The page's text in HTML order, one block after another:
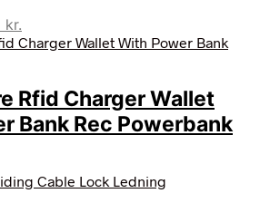
kr..
kr.
aktuelle
73,95 kr..
Rfid Charger Wallet
Bank Rec Powerbank